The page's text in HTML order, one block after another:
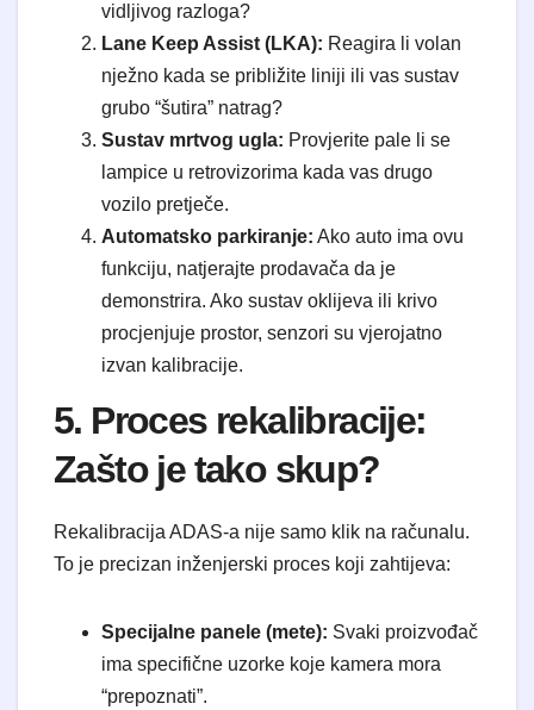
vidljivog razloga?
Lane Keep Assist (LKA): Reagira li volan
nježno kada se približite liniji ili vas sustav
grubo “šutira” natrag?
Sustav mrtvog ugla: Provjerite pale li se
lampice u retrovizorima kada vas drugo
vozilo pretječe.
Automatsko parkiranje: Ako auto ima ovu
funkciju, natjerajte prodavača da je
demonstrira. Ako sustav oklijeva ili krivo
procjenjuje prostor, senzori su vjerojatno
izvan kalibracije.
5. Proces rekalibracije:
Zašto je tako skup?
Rekalibracija ADAS-a nije samo klik na računalu.
To je precizan inženjerski proces koji zahtijeva:
Specijalne panele (mete): Svaki proizvođač
ima specifične uzorke koje kamera mora
“prepoznati”.